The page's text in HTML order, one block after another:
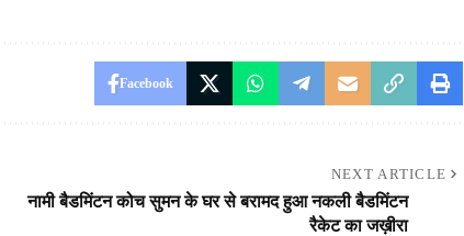
Facebook
NEXT ARTICLE
नामी बैडमिंटन कोच सुमन के घर से बरामद हुआ नकली बैडमिंटन
रैकेट का जख़ीरा